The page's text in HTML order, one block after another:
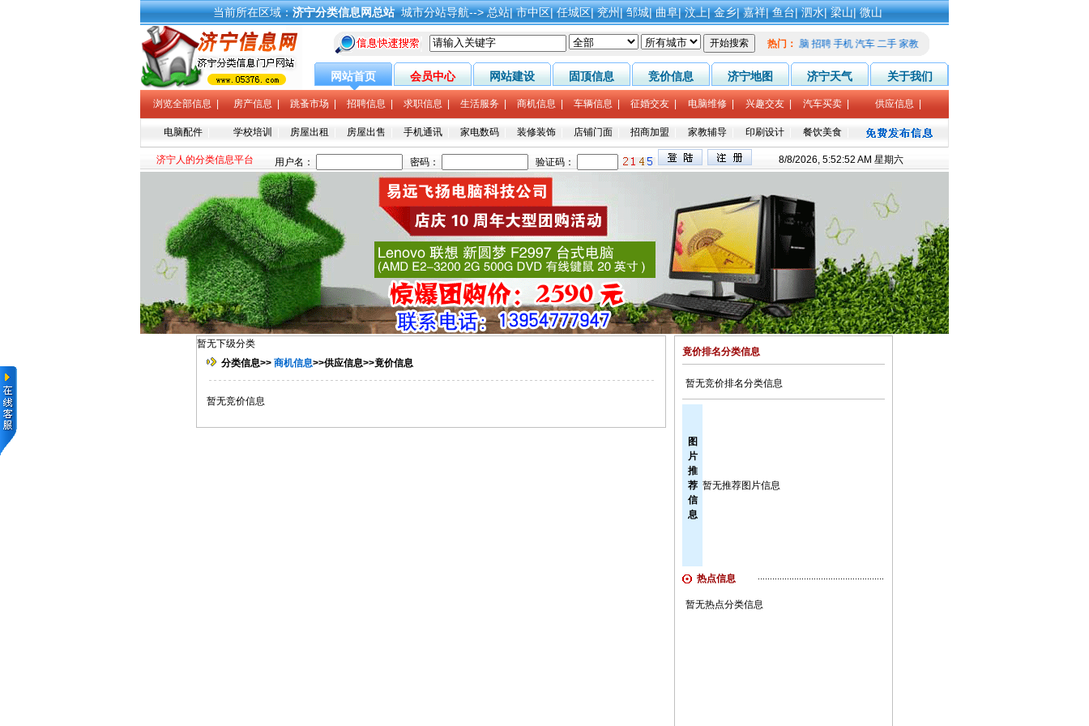
当前所在区域：济宁分类信息网总站城市分站导航-->总站|市中区|任城区|兖州|邹城|曲阜|汶上|金乡|嘉祥|鱼台|泗水|梁山|微山
热门：
租房 电脑 招聘 手机 汽车 二手 家教 征婚
网站首页 会员中心 网站建设 固顶信息 竞价信息 济宁地图 济宁天气 关于我们
浏览全部信息 房产信息 跳蚤市场 招聘信息 求职信息 生活服务 商机信息 车辆信息 征婚交友 电脑维修| 兴趣交友| 汽车买卖| 供应信息
电脑配件 学校培训 房屋出租 房屋出售 手机通讯 家电数码 装修装饰 店铺门面 招商加盟 家教辅导| 印刷设计| 餐饮美食|
济宁人的分类信息平台 8/8/2026, 5:52:52 AM 星期六
暂无下级分类
分类信息>> 商机信息>>供应信息>>竟价信息
暂无竞价信息
竟价排名分类信息
暂无竞价排名分类信息
图
片
推
荐
信
息
暂无推荐图片信息
热点信息
暂无热点分类信息